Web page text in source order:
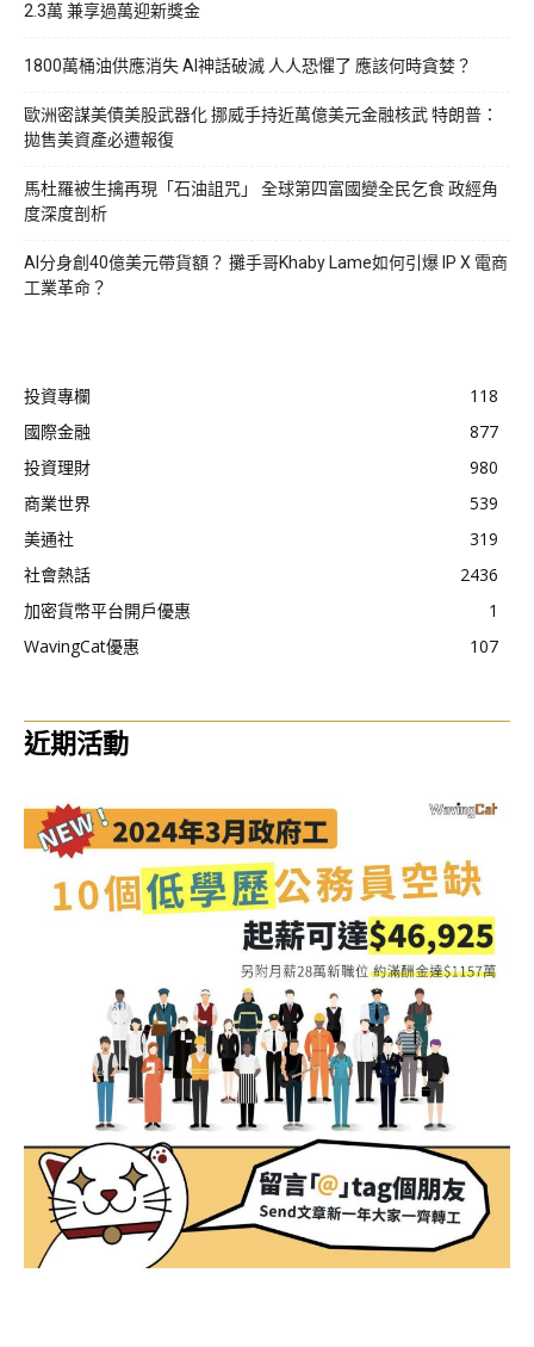
2.3萬 兼享過萬迎新獎金
1800萬桶油供應消失 AI神話破滅 人人恐懼了 應該何時貪婪？
歐洲密謀美債美股武器化 挪威手持近萬億美元金融核武 特朗普：
拋售美資產必遭報復
馬杜羅被生擒再現「石油詛咒」 全球第四富國變全民乞食 政經角
度深度剖析
AI分身創40億美元帶貨額？ 攤手哥Khaby Lame如何引爆 IP X 電商
工業革命？
投資專欄
118
國際金融
877
投資理財
980
商業世界
539
美通社
319
社會熱話
2436
加密貨幣平台開戶優惠
1
WavingCat優惠
107
近期活動